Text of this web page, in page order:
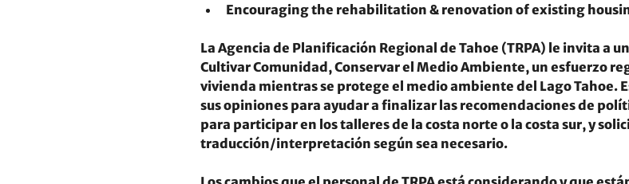
Encouraging the rehabilitation & renovation of existing
La Agencia de Planificación Regional de Tahoe (TRPA) le invita a
Cultivar Comunidad, Conservar el Medio Ambiente, un esfuerzo
vivienda mientras se protege el medio ambiente del Lago Tahoe.
sus opiniones para ayudar a finalizar las recomendaciones de
para participar en los talleres de la costa norte o la costa sur, y
traducción/interpretación según sea necesario.